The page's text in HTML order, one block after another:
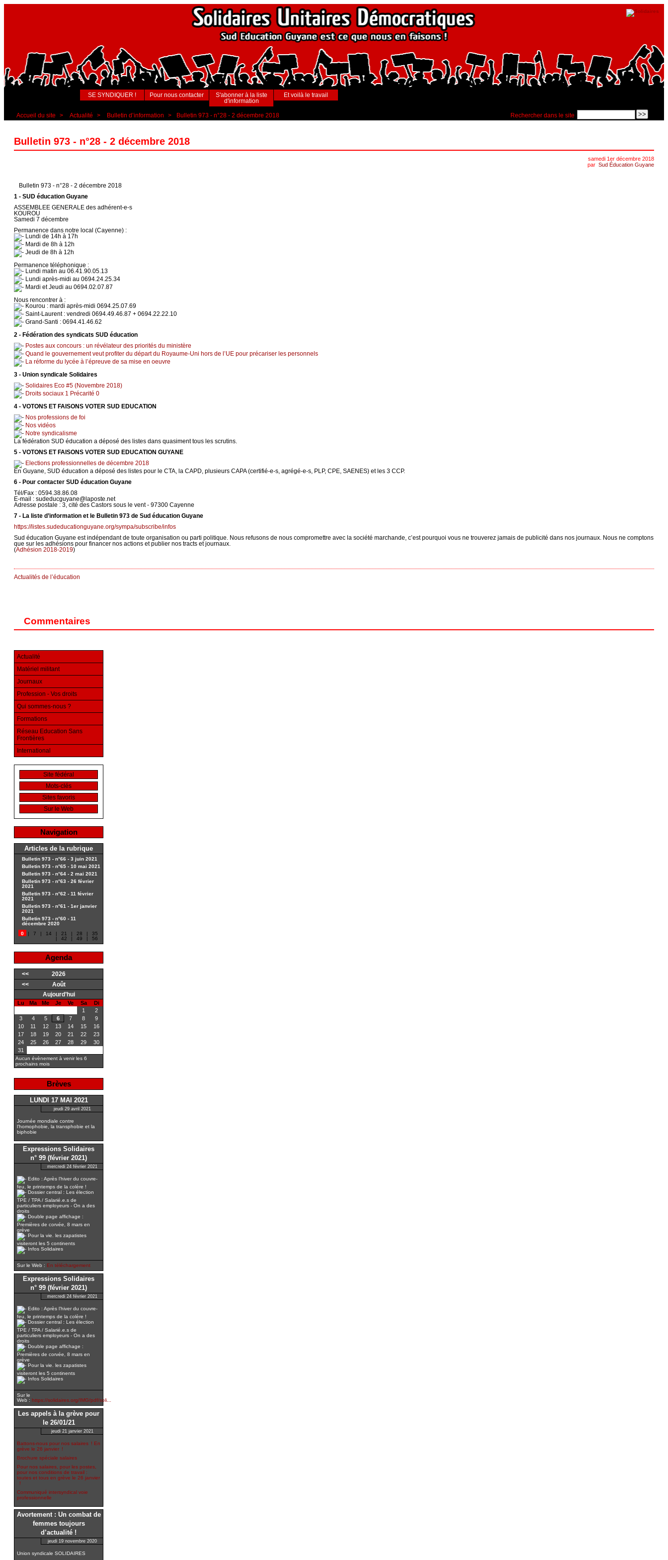
SE SYNDIQUER ! Pour nous contacter
S'abonner à la liste
d'information
Et voilà le travail
Rechercher dans le site
Accueil du site > Actualité > Bulletin d’information > Bulletin 973 - n°28 - 2 décembre 2018
Bulletin 973 - n°28 - 2 décembre 2018
samedi 1er décembre 2018
par Sud Éducation Guyane
Bulletin 973 - n°28 - 2 décembre 2018
1 - SUD éducation Guyane
ASSEMBLEE GENERALE des adhérent-e-s
KOUROU
Samedi 7 décembre
Permanence dans notre local (Cayenne) :
Lundi de 14h à 17h
Mardi de 8h à 12h
Jeudi de 8h à 12h
Permanence téléphonique :
Lundi matin au 06.41.90.05.13
Lundi après-midi au 0694.24.25.34
Mardi et Jeudi au 0694.02.07.87
Nous rencontrer à :
Kourou : mardi après-midi 0694.25.07.69
Saint-Laurent : vendredi 0694.49.46.87 + 0694.22.22.10
Grand-Santi : 0694.41.46.62
2 - Fédération des syndicats SUD éducation
Postes aux concours : un révélateur des priorités du ministère
Quand le gouvernement veut profiter du départ du Royaume-Uni hors de l’UE pour précariser les personnels
La réforme du lycée à l’épreuve de sa mise en oeuvre
3 - Union syndicale Solidaires
Solidaires Eco #5 (Novembre 2018)
Droits sociaux 1 Précarité 0
4 - VOTONS ET FAISONS VOTER SUD EDUCATION
Nos professions de foi
Nos vidéos
Notre syndicalisme
La fédération SUD éducation a déposé des listes dans quasiment tous les scrutins.
5 - VOTONS ET FAISONS VOTER SUD EDUCATION GUYANE
Elections professionnelles de décembre 2018
En Guyane, SUD éducation a déposé des listes pour le CTA, la CAPD, plusieurs CAPA (certifié-e-s, agrégé-e-s, PLP, CPE, SAENES) et les 3 CCP.
6 - Pour contacter SUD éducation Guyane
Tél/Fax : 0594.38.86.08
E-mail : sudeducguyane@laposte.net
Adresse postale : 3, cité des Castors sous le vent - 97300 Cayenne
7 - La liste d’information et le Bulletin 973 de Sud éducation Guyane
https://listes.sudeducationguyane.org/sympa/subscribe/infos
Sud éducation Guyane est indépendant de toute organisation ou parti politique. Nous refusons de nous compromettre avec la société marchande, c’est pourquoi vous ne trouverez jamais de publicité dans nos journaux. Nous ne comptons
que sur les adhésions pour financer nos actions et publier nos tracts et journaux.
(Adhésion 2018-2019)
Actualités de l’éducation
Commentaires
Actualité
Matériel militant
Journaux
Profession - Vos droits
Qui sommes-nous ?
Formations
Réseau Education Sans
Frontières
International
Site fédéral
Mots-clés
Sites favoris
Sur le Web
Navigation
Articles de la rubrique
Bulletin 973 - n°66 - 3 juin 2021
Bulletin 973 - n°65 - 10 mai 2021
Bulletin 973 - n°64 - 2 mai 2021
Bulletin 973 - n°63 - 26 février
2021
Bulletin 973 - n°62 - 11 février
2021
Bulletin 973 - n°61 - 1er janvier
2021
Bulletin 973 - n°60 - 11
décembre 2020
0
| 7 | 14 | 21 | 28 |
35
|
42 | 49 | 56
Agenda
<<
2026
<<
Août
Aujourd’hui
Lu Ma Me Je Ve Sa
Di
1
2
3
4 5 6 7 8
9
10
11 12 13 14 15
16
17
18 19 20 21 22
23
24
25 26 27 28 29
30
31
Aucun évènement à venir les 6
prochains mois
Brèves
LUNDI 17 MAI 2021
jeudi 29 avril 2021
Journée mondiale contre
l’homophobie, la transphobie et la
biphobie
Expressions Solidaires
n° 99 (février 2021)
mercredi 24 février 2021
Edito : Après l’hiver du couvre-
feu, le printemps de la colère !
Dossier central : Les élection
TPE / TPA / Salarié.e.s de
particuliers employeurs - On a des
droits
Double page affichage :
Premières de corvée, 8 mars en
grève
Pour la vie. les zapatistes
visiteront les 5 continents
Infos Solidaires
Sur le Web : En téléchargement
Expressions Solidaires
n° 99 (février 2021)
mercredi 24 février 2021
Edito : Après l’hiver du couvre-
feu, le printemps de la colère !
Dossier central : Les élection
TPE / TPA / Salarié.e.s de
particuliers employeurs - On a des
droits
Double page affichage :
Premières de corvée, 8 mars en
grève
Pour la vie. les zapatistes
visiteront les 5 continents
Infos Solidaires
Sur le
Web : https://solidaires.org/IMG/pdf/soli...
Les appels à la grève pour
le 26/01/21
jeudi 21 janvier 2021
Battons-nous pour nos salaires ! En
grève le 26 janvier !
Brochure spéciale salaires
Pour nos salaires, pour les postes,
pour nos conditions de travail :
toutes et tous en grève le 26 janvier
!
Communiqué intersyndical voie
professionnelle
Avortement : Un combat de
femmes toujours
d’actualité !
jeudi 19 novembre 2020
Union syndicale SOLIDAIRES